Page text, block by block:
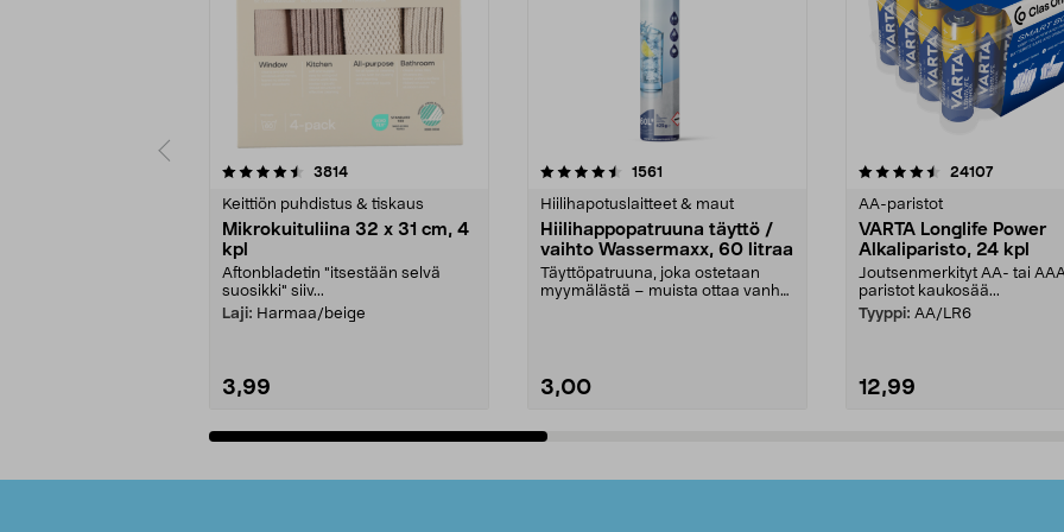
3814arvostelut
Keittiön puhdistus & tiskaus
Mikrokuituliina 32 x 31 cm, 4
kpl
Aftonbladetin "itsestään selvä
suosikki" siiv...
Laji: Harmaa/beige
3,99
4.5viidestä
1561
Hiilihapotuslaitteet & maut
Hiilihappopatruuna täyttö /
vaihto Wassermaxx, 60 litraa
Täyttöpatruuna, joka ostetaan
myymälästä – muista ottaa vanha
3,00
4.5viidestä
24107arvostelut
AA-paristot
VARTA Longlife Power
Alkaliparisto, 24 kpl
Joutsenmerkityt AA- tai
paristot kaukosää...
Tyyppi: AA/LR6
12,99
4.5viidestä